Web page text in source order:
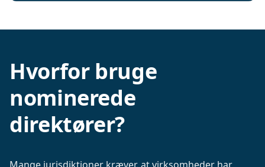
Hvorfor bruge
nominerede
direktører?